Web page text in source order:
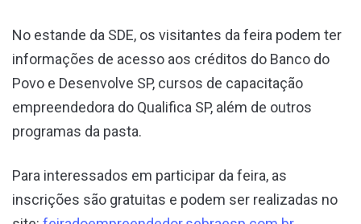
No estande da SDE, os visitantes da feira podem ter
informações de acesso aos créditos do Banco do
Povo e Desenvolve SP, cursos de capacitação
empreendedora do Qualifica SP, além de outros
programas da pasta.
Para interessados em participar da feira, as
inscrições são gratuitas e podem ser realizadas no